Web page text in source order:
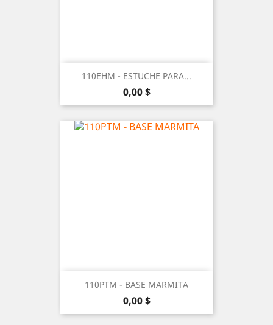
110EHM - ESTUCHE PARA...
Precio
0,00 $
110PTM - BASE MARMITA
Precio
0,00 $